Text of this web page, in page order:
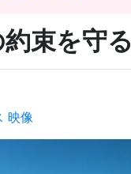
束を守る
映像